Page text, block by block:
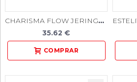
CHARISMA FLOW JERINGA 1,8gr.
35.62 €